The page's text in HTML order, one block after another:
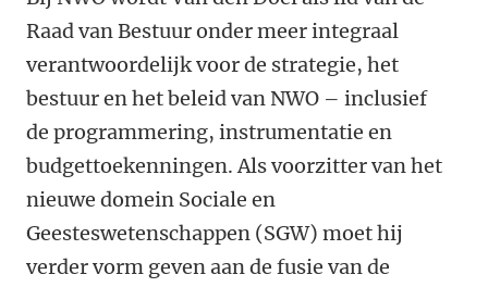
Raad van Bestuur onder meer integraal
verantwoordelijk voor de strategie, het
bestuur en het beleid van NWO – inclusief
de programmering, instrumentatie en
budgettoekenningen. Als voorzitter van het
nieuwe domein Sociale en
Geesteswetenschappen (SGW) moet hij
verder vorm geven aan de fusie van de